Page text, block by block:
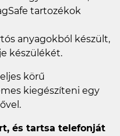
tartozékok
anyagokból készült,
készülékét.
körű
kiegészíteni egy
és tartsa telefonját